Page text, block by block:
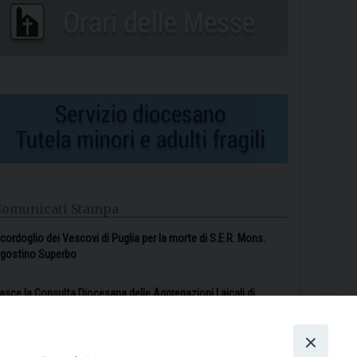
Stampa
Il cordoglio dei Vescovi di Puglia per la morte di S.E.R. Mons.
Superbo
la Consulta Diocesana delle Aggregazioni Laicali di